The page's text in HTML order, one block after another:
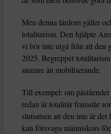
Men denna lärdom gäller
totalitarism. Den hjälpte
vi bör inte utgå från att den
2025. Begreppet
snarare än mobiliserande.
Till exempel: om
redan är totalitär framstår
slutsatsen att den inte är
kan försvaga människors